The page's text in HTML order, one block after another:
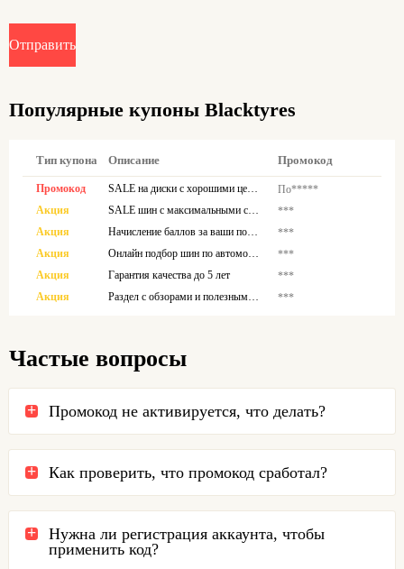
Отправить
Популярные купоны Blacktyres
Тип купона Описание Промокод
Промокод
По*****
Акция
***
Акция
***
Акция
***
Акция
Гарантия качества до 5 лет
***
Акция
***
Частые вопросы
Промокод не активируется, что делать?
Как проверить, что промокод сработал?
Нужна ли регистрация аккаунта, чтобы
применить код?